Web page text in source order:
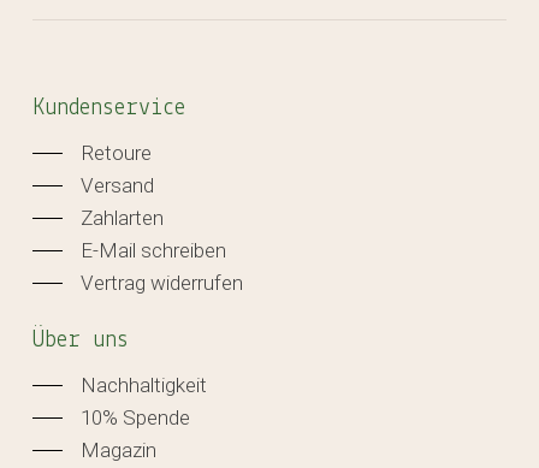
Kundenservice
Retoure
Versand
Zahlarten
E-Mail schreiben
Vertrag widerrufen
Über uns
Nachhaltigkeit
10% Spende
Magazin